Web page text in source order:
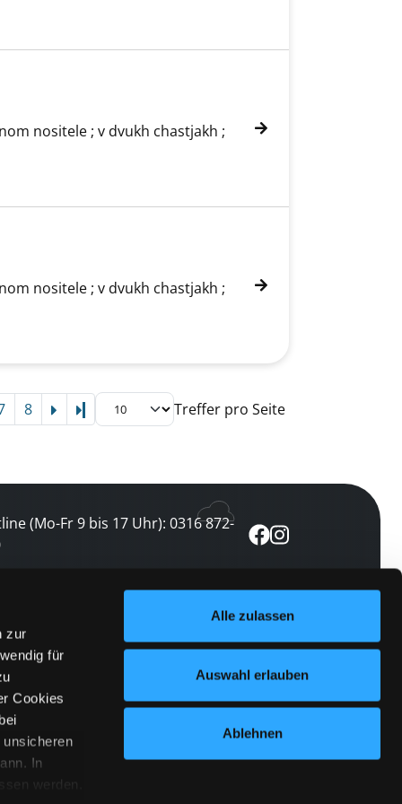
zur
für
Cookies
unsicheren
In
Alle zulassen
Auswahl erlauben
Ablehnen
nositele ; v dvukh chastjakh ;
nositele ; v dvukh chastjakh ;
8 Letzte Seite Treffer pro Seite
(Mo-Fr 9 bis 17 Uhr): 0316 872-
abonnieren
keine Veranstaltung verpassen
abonnieren